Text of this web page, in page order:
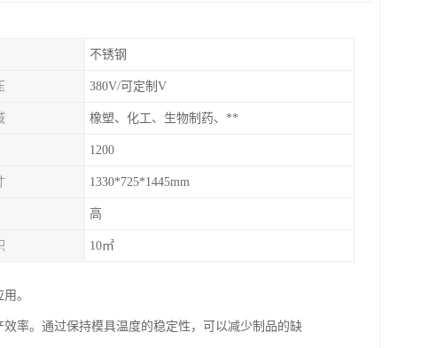
不锈钢
380V/可定制V
橡塑、化工、生物制药、**
1200
1330*725*1445mm
高
10㎡
。
率。通过保持模具温度的稳定性，可以减少制品的缺